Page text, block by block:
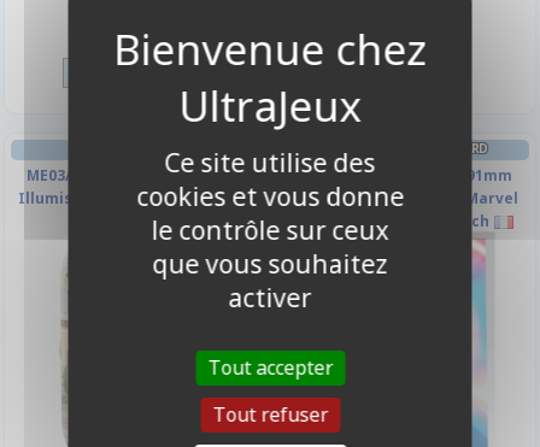
Disponible Disponible
ME03/ME04 Méga-Évolution -
Illumis : Drattak & Hélionceau
PROTÈGES CARTES STANDARD
50 Prime Sleeves - 66x91mm
Standard Card Game - Marvel
Champions Scarlet Witch
-40%
Ce site utilise des
cookies et vous donne
le contrôle sur ceux
que vous souhaitez
activer
Tout accepter
Tout refuser